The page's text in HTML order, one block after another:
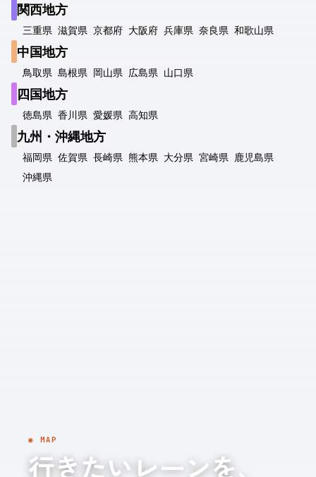
関西地方
三重県 滋賀県 京都府 大阪府 兵庫県 奈良県 和歌山県
中国地方
鳥取県 島根県 岡山県 広島県 山口県
四国地方
徳島県 香川県 愛媛県 高知県
九州・沖縄地方
福岡県 佐賀県 長崎県 熊本県 大分県 宮崎県 鹿児島県
沖縄県
◉ MAP
行きたいレーンを、